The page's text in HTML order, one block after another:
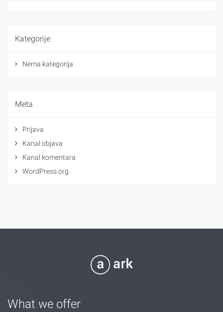
Kategorije
Nema kategorija
Meta
Prijava
Kanal objava
Kanal komentara
WordPress.org
What we offer